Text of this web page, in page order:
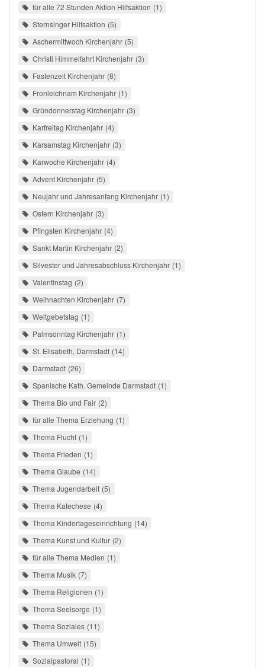
für alle 72 Stunden Aktion Hilfsaktion 1
Sternsinger Hilfsaktion 5
Aschermittwoch Kirchenjahr 5
Christi Himmelfahrt Kirchenjahr 3
Fastenzeit Kirchenjahr 8
Fronleichnam Kirchenjahr 1
Gründonnerstag Kirchenjahr 3
Karfreitag Kirchenjahr 4
Karsamstag Kirchenjahr 3
Karwoche Kirchenjahr 4
Advent Kirchenjahr 5
Neujahr und Jahresanfang Kirchenjahr 1
Ostern Kirchenjahr 3
Pfingsten Kirchenjahr 4
Sankt Martin Kirchenjahr 2
Silvester und Jahresabschluss Kirchenjahr 1
Valentinstag 2
Weihnachten Kirchenjahr 7
Weltgebetstag 1
Palmsonntag Kirchenjahr 1
St. Elisabeth, Darmstadt 14
Darmstadt 26
Spanische Kath. Gemeinde Darmstadt 1
Thema Bio und Fair 2
für alle Thema Erziehung 1
Thema Flucht 1
Thema Frieden 1
Thema Glaube 14
Thema Jugendarbeit 5
Thema Katechese 4
Thema Kindertageseinrichtung 14
Thema Kunst und Kultur 2
für alle Thema Medien 1
Thema Musik 7
Thema Religionen 1
Thema Seelsorge 1
Thema Soziales 11
Thema Umwelt 15
Sozialpastoral 1